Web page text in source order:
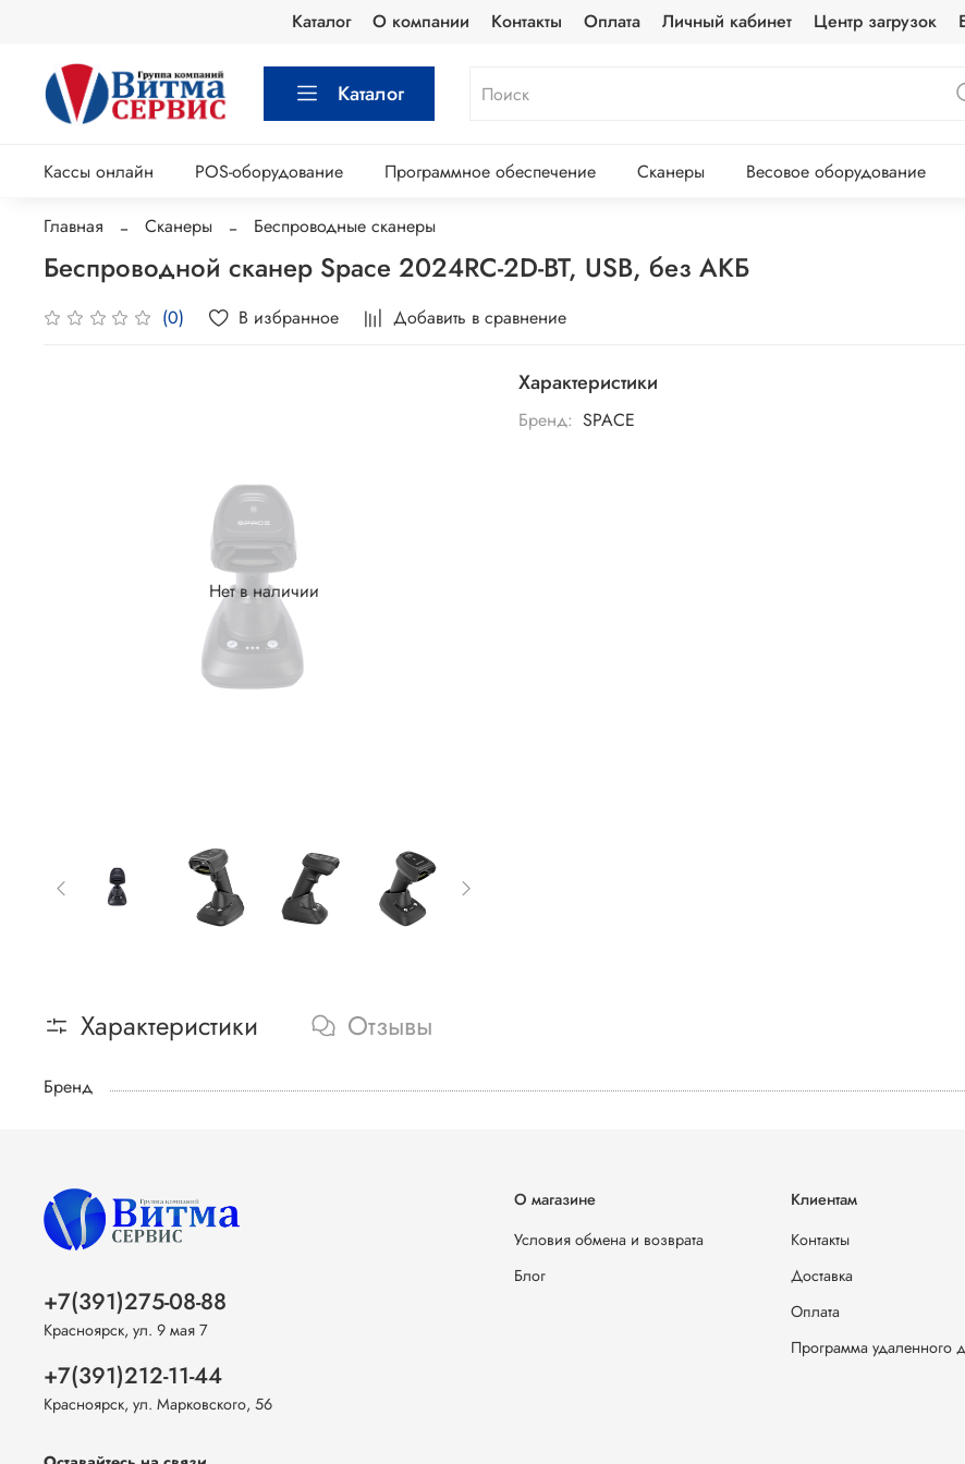
Каталог О компании Контакты Оплата Личный кабинет Центр загрузок
Каталог
Кассы онлайн POS-оборудование Программное обеспечение Сканеры Весовое оборудование
Главная Сканеры Беспроводные сканеры
Беспроводной сканер Space 2024RC-2D-BT, USB, без АКБ
(0) В избранное Добавить в сравнение
Нет в наличии
Характеристики
Бренд: SPACE
Характеристики Отзывы
Бренд
О магазине
Условия обмена и возврата
Блог
Клиентам
Контакты
Доставка
Оплата
Программа удаленного
+7(391)275-08-88
Красноярск, ул. 9 мая 7
+7(391)212-11-44
Красноярск, ул. Марковского, 56